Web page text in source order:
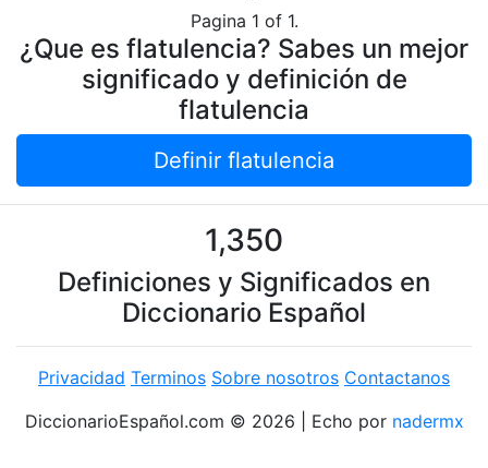
Pagina 1 of 1.
¿Que es flatulencia? Sabes un mejor
significado y definición de
flatulencia
Definir flatulencia
1,350
Definiciones y Significados en
Diccionario Español
Privacidad Terminos Sobre nosotros Contactanos
DiccionarioEspañol.com © 2026 | Echo por nadermx